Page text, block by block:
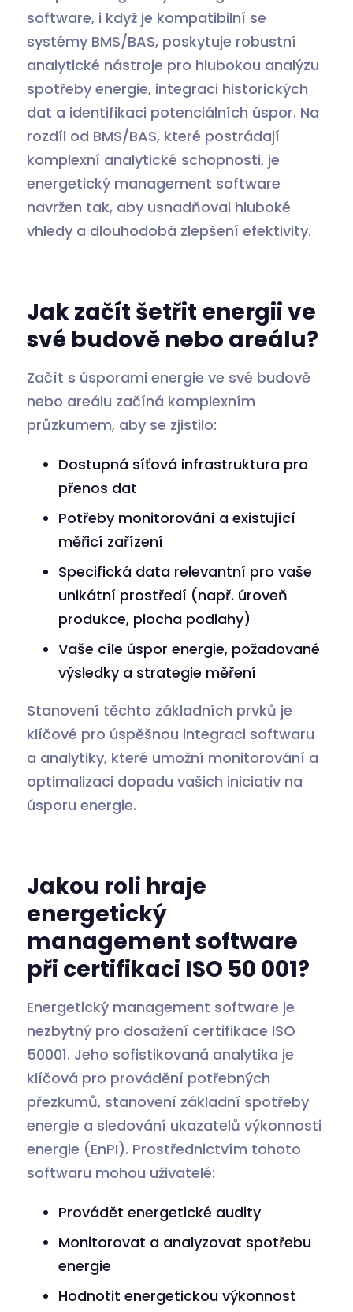
software, i když je kompatibilní se
systémy BMS/BAS, poskytuje robustní
analytické nástroje pro hlubokou analýzu
spotřeby energie, integraci historických
dat a identifikaci potenciálních úspor. Na
rozdíl od BMS/BAS, které postrádají
komplexní analytické schopnosti, je
energetický management software
navržen tak, aby usnadňoval hluboké
vhledy a dlouhodobá zlepšení efektivity.
Jak začít šetřit energii ve
své budově nebo areálu?
Začít s úsporami energie ve své budově
nebo areálu začíná komplexním
průzkumem, aby se zjistilo:
Dostupná síťová infrastruktura pro
přenos dat
Potřeby monitorování a existující
měřicí zařízení
Specifická data relevantní pro vaše
unikátní prostředí (např. úroveň
produkce, plocha podlahy)
Vaše cíle úspor energie, požadované
výsledky a strategie měření
Stanovení těchto základních prvků je
klíčové pro úspěšnou integraci softwaru
a analytiky, které umožní monitorování a
optimalizaci dopadu vašich iniciativ na
úsporu energie.
Jakou roli hraje
energetický
management software
při certifikaci ISO 50 001?
Energetický management software je
nezbytný pro dosažení certifikace ISO
50001. Jeho sofistikovaná analytika je
klíčová pro provádění potřebných
přezkumů, stanovení základní spotřeby
energie a sledování ukazatelů výkonnosti
energie (EnPI). Prostřednictvím tohoto
softwaru mohou uživatelé:
Provádět energetické audity
Monitorovat a analyzovat spotřebu
energie
Hodnotit energetickou výkonnost